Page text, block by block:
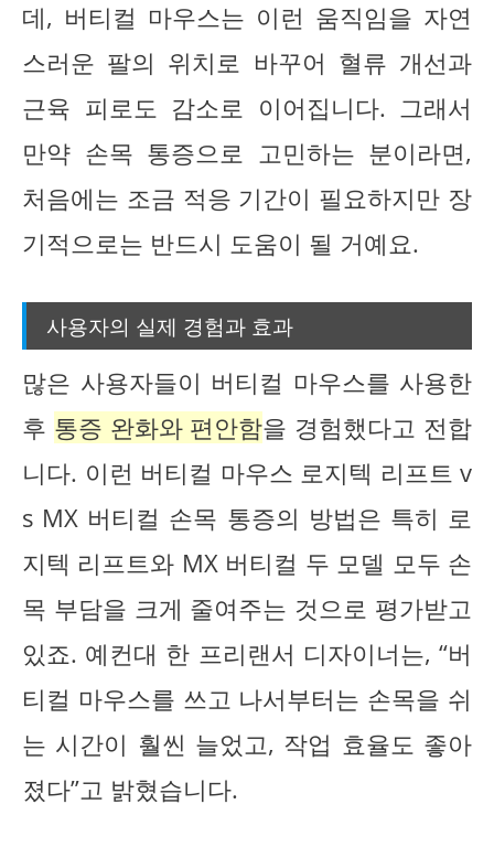
데, 버티컬 마우스는 이런 움직임을 자연
스러운 팔의 위치로 바꾸어 혈류 개선과
근육 피로도 감소로 이어집니다. 그래서
만약 손목 통증으로 고민하는 분이라면,
처음에는 조금 적응 기간이 필요하지만 장
기적으로는 반드시 도움이 될 거예요.
사용자의 실제 경험과 효과
많은 사용자들이 버티컬 마우스를 사용한
후 통증 완화와 편안함을 경험했다고 전합
니다. 이런 버티컬 마우스 로지텍 리프트 v
s MX 버티컬 손목 통증의 방법은 특히 로
지텍 리프트와 MX 버티컬 두 모델 모두 손
목 부담을 크게 줄여주는 것으로 평가받고
있죠. 예컨대 한 프리랜서 디자이너는, “버
티컬 마우스를 쓰고 나서부터는 손목을 쉬
는 시간이 훨씬 늘었고, 작업 효율도 좋아
졌다”고 밝혔습니다.